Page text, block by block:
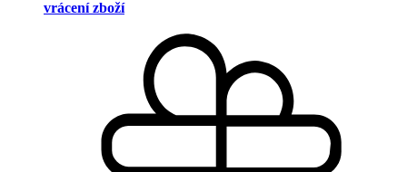
vrácení zboží